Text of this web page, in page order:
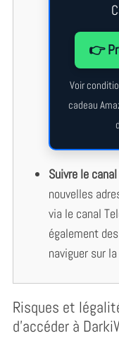
👉
Voir
cadeau
Suivre le
nouvelles
via le canal
également
naviguer sur
Risques et
d’accéder à